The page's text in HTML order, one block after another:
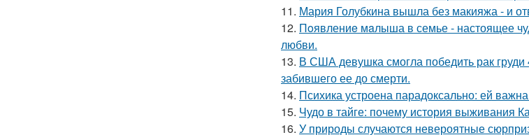
11. Мария Голубкина вышла без макияжа - и
12. Пoявлениe мaлыша в семье - настоящее
любви.
13. В США девушка смогла победить рак груди
забившего ее до смерти.
14. Психика устроена парадоксально: ей
15. Чудо в тайге: почему история выживания
16. У природы случаются невероятные